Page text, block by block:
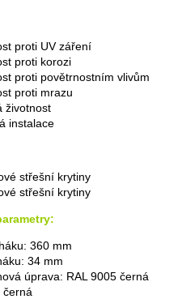
proti UV záření
proti korozi
proti povětrnostním vlivům
proti mrazu
životnost
instalace
střešní krytiny
střešní krytiny
360 mm
34 mm
úprava: RAL 9005 černá
černá